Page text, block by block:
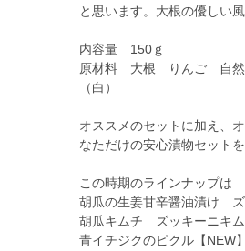
と思います。大根の優しい
内容量 150ｇ
原材料 大根 りんご 自
（白）
オススメのセットに加え、
なただけの安心漬物セット
この時期のラインナップは
胡瓜の生姜甘辛醤油漬け
胡瓜キムチ ズッキーニキ
青イチジクのピクル【